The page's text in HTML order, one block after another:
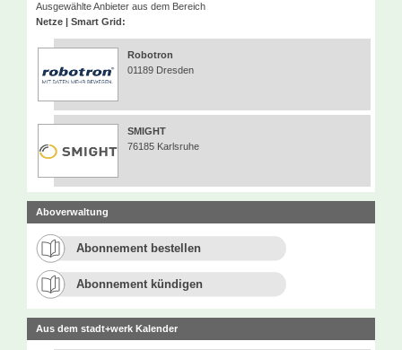
Ausgewählte Anbieter aus dem Bereich
Netze | Smart Grid:
Robotron
01189 Dresden
SMIGHT
76185 Karlsruhe
Aboverwaltung
Abonnement bestellen
Abonnement kündigen
Aus dem stadt+werk Kalender